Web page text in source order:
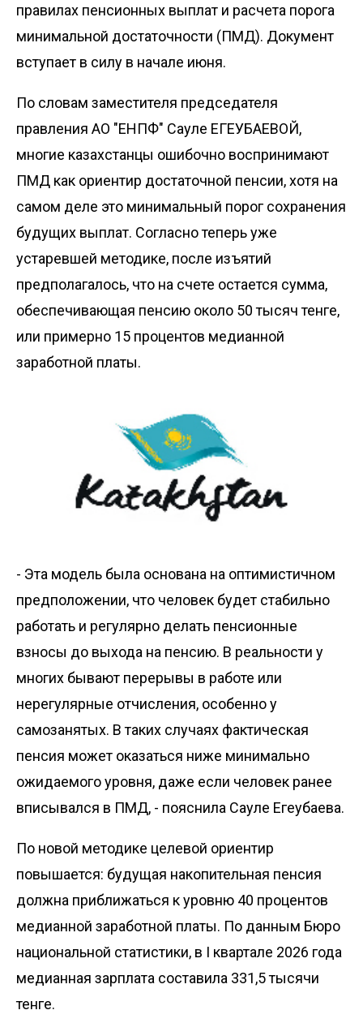
правилах пенсионных выплат и расчета порога
минимальной достаточности (ПМД). Документ
вступает в силу в начале июня.
По словам заместителя председателя
правления АО "ЕНПФ" Сауле ЕГЕУБАЕВОЙ,
многие казахстанцы ошибочно воспринимают
ПМД как ориентир достаточной пенсии, хотя на
самом деле это минимальный порог сохранения
будущих выплат. Согласно теперь уже
устаревшей методике, после изъятий
предполагалось, что на счете остается сумма,
обеспечивающая пенсию около 50 тысяч тенге,
или примерно 15 процентов медианной
заработной платы.
- Эта модель была основана на оптимистичном
предположении, что человек будет стабильно
работать и регулярно делать пенсионные
взносы до выхода на пенсию. В реальности у
многих бывают перерывы в работе или
нерегулярные отчисления, особенно у
самозанятых. В таких случаях фактическая
пенсия может оказаться ниже минимально
ожидаемого уровня, даже если человек ранее
вписывался в ПМД, - пояснила Сауле Егеубаева.
По новой методике целевой ориентир
повышается: будущая накопительная пенсия
должна приближаться к уровню 40 процентов
медианной заработной платы. По данным Бюро
национальной статистики, в I квартале 2026 года
медианная зарплата составила 331,5 тысячи
тенге.